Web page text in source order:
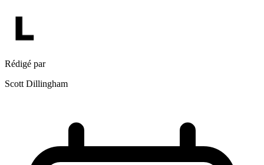
Rédigé par
Scott Dillingham